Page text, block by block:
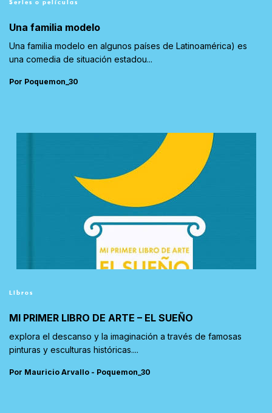
Series o películas
Una familia modelo
Una familia modelo en algunos países de Latinoamérica) es
una comedia de situación estadou...
Por Poquemon_30
Libros
MI PRIMER LIBRO DE ARTE – EL SUEÑO
explora el descanso y la imaginación a través de famosas
pinturas y esculturas históricas....
Por Mauricio Arvallo - Poquemon_30